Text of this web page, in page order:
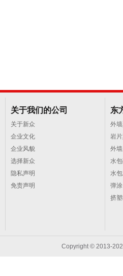
关于我们的公司
关于新众
企业文化
企业风貌
选择新众
隐私声明
免责声明
东
外
岩
外
水
水
弹涂
挤
Copyright © 2013-